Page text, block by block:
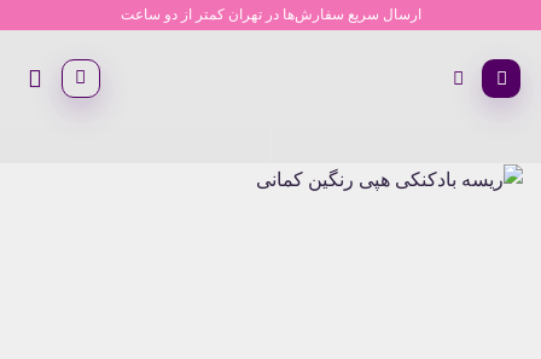
content
ارسال سریع سفارش‌ها در تهران کمتر از دو ساعت